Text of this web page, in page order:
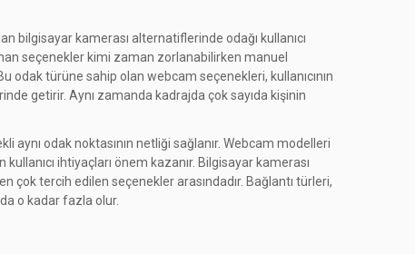
kamerası alternatiflerinde odağı kullanıcı
seçenekler kimi zaman zorlanabilirken manuel
türüne sahip olan webcam seçenekleri, kullanıcının
getirir. Aynı zamanda kadrajda çok sayıda kişinin
odak noktasının netliği sağlanır. Webcam modelleri
ihtiyaçları önem kazanır. Bilgisayar kamerası
çok tercih edilen seçenekler arasındadır. Bağlantı türleri,
o kadar fazla olur.